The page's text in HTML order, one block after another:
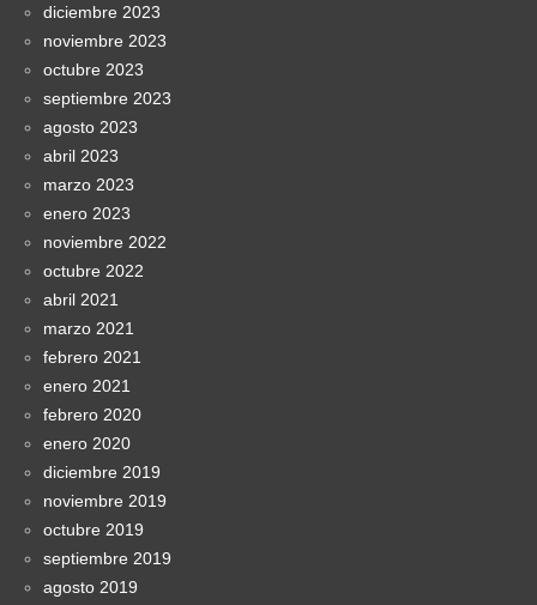
diciembre 2023
noviembre 2023
octubre 2023
septiembre 2023
agosto 2023
abril 2023
marzo 2023
enero 2023
noviembre 2022
octubre 2022
abril 2021
marzo 2021
febrero 2021
enero 2021
febrero 2020
enero 2020
diciembre 2019
noviembre 2019
octubre 2019
septiembre 2019
agosto 2019